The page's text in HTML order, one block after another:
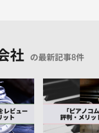
社 の最新記事8件